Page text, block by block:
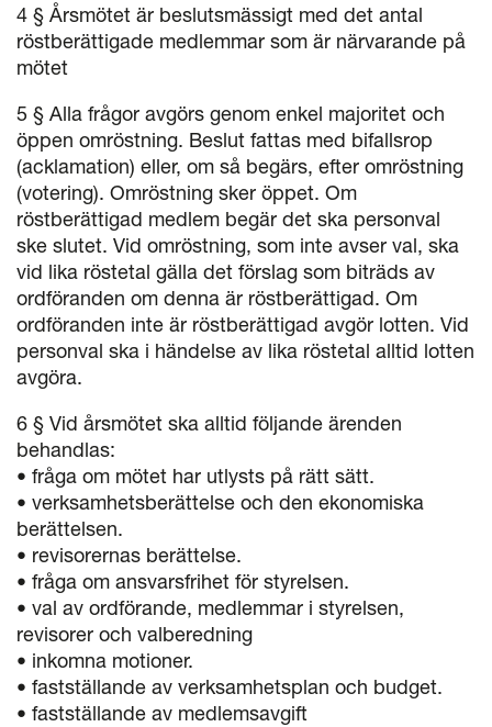
4 § Årsmötet är beslutsmässigt med det antal
röstberättigade medlemmar som är närvarande på
mötet
5 § Alla frågor avgörs genom enkel majoritet och
öppen omröstning. Beslut fattas med bifallsrop
(acklamation) eller, om så begärs, efter omröstning
(votering). Omröstning sker öppet. Om
röstberättigad medlem begär det ska personval
ske slutet. Vid omröstning, som inte avser val, ska
vid lika röstetal gälla det förslag som biträds av
ordföranden om denna är röstberättigad. Om
ordföranden inte är röstberättigad avgör lotten. Vid
personval ska i händelse av lika röstetal alltid lotten
avgöra.
6 § Vid årsmötet ska alltid följande ärenden
behandlas:
• fråga om mötet har utlysts på rätt sätt.
• verksamhetsberättelse och den ekonomiska
berättelsen.
• revisorernas berättelse.
• fråga om ansvarsfrihet för styrelsen.
• val av ordförande, medlemmar i styrelsen,
revisorer och valberedning
• inkomna motioner.
• fastställande av verksamhetsplan och budget.
• fastställande av medlemsavgift